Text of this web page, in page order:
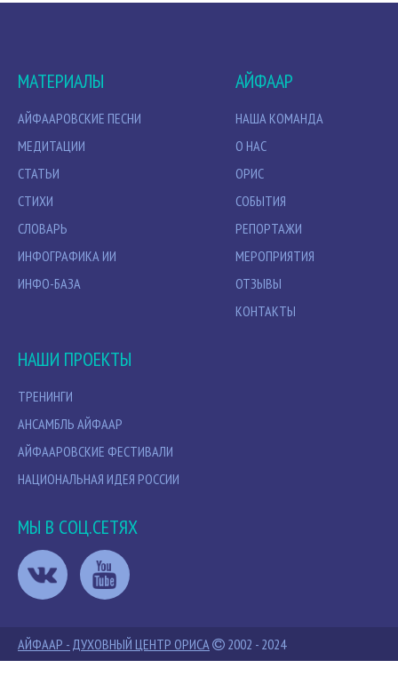
МАТЕРИАЛЫ
АЙФААРОВСКИЕ ПЕСНИ
МЕДИТАЦИИ
СТАТЬИ
СТИХИ
СЛОВАРЬ
ИНФОГРАФИКА ИИ
ИНФО-БАЗА
АЙФААР
НАША КОМАНДА
О НАС
ОРИС
СОБЫТИЯ
РЕПОРТАЖИ
МЕРОПРИЯТИЯ
ОТЗЫВЫ
КОНТАКТЫ
НАШИ ПРОЕКТЫ
ТРЕНИНГИ
АНСАМБЛЬ АЙФААР
АЙФААРОВСКИЕ ФЕСТИВАЛИ
НАЦИОНАЛЬНАЯ ИДЕЯ РОССИИ
МЫ В СОЦ.СЕТЯХ
АЙФААР - ДУХОВНЫЙ ЦЕНТР ОРИСА 2002 - 2024